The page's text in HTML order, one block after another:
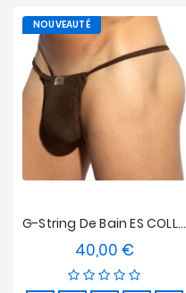
G-String De Bain ES COLLECTION Terrycloth - Marron
40,00 €
NOUVEAUTÉ